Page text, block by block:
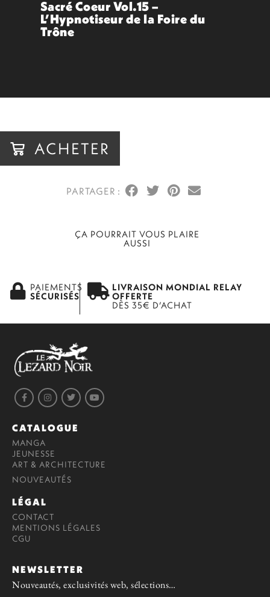
Sacré Coeur Vol.15 –
L’Hypnotiseur de la Foire du
Trône
ACHETER
ÇA POURRAIT VOUS PLAIRE
AUSSI
PAIEMENTS
SÉCURISÉS
LIVRAISON MONDIAL RELAY
OFFERTE
DÈS 35€ D’ACHAT
CATALOGUE
MANGA
JEUNESSE
ART & ARCHITECTURE
NOUVEAUTÉS
LÉGAL
CONTACT
MENTIONS LÉGALES
CGU
NEWSLETTER
Nouveautés, exclusivités web, sélections…